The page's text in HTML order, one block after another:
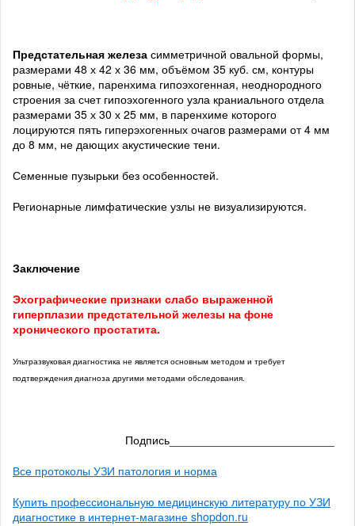
Предстательная железа симметричной овальной формы,
размерами 48 х 42 х 36 мм, объёмом 35 куб. см, контуры
ровные, чёткие, паренхима гипоэхогенная, неоднородного
строения за счет гипоэхогенного узла краниального отдела
размерами 35 х 30 х 25 мм, в паренхиме которого
лоцируются пять гиперэхогенных очагов размерами от 4 мм
до 8 мм, не дающих акустические тени.
Семенные пузырьки без особенностей.
Регионарные лимфатические узлы не визуализируются.
Заключение
Эхографические признаки слабо выраженной
гиперплазии предстательной железы на фоне
хронического простатита.
Ультразвуковая диагностика не является основным методом и требует
подтверждения диагноза другими методами обследования.
Подпись__________________________
Все протоколы УЗИ патология и норма
Купить профессиональную медицинскую литературу по УЗИ
диагностике в интернет-магазине shopdon.ru